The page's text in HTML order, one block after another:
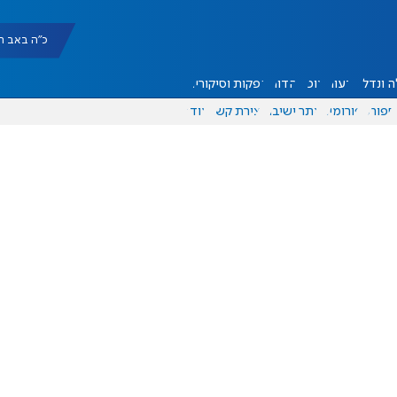
כ"ה באב תשפ"ו
ונדל"ן דעות אוכל יהדות הפקות וסיקורים
ספורט פורומים אתר ישיבה יצירת קשר עוד